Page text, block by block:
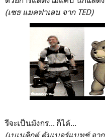
(เซธ แมคฟาเลน จาก TED)
รึจะเป็นมังกร... ก็ได้...
(เบเนดิกต์ คัมเบอร์แบทช์ จา